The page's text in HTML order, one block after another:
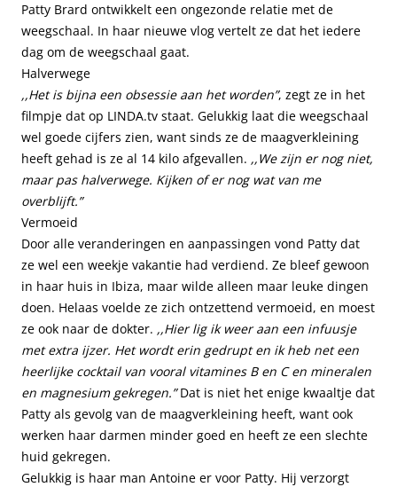
Patty Brard ontwikkelt een ongezonde relatie met de
weegschaal. In haar nieuwe vlog vertelt ze dat het iedere
dag om de weegschaal gaat.
Halverwege
,,Het is bijna een obsessie aan het worden”, zegt ze in het
filmpje dat op LINDA.tv staat. Gelukkig laat die weegschaal
wel goede cijfers zien, want sinds ze de maagverkleining
heeft gehad is ze al 14 kilo afgevallen. ,,We zijn er nog niet,
maar pas halverwege. Kijken of er nog wat van me
overblijft.”
Vermoeid
Door alle veranderingen en aanpassingen vond Patty dat
ze wel een weekje vakantie had verdiend. Ze bleef gewoon
in haar huis in Ibiza, maar wilde alleen maar leuke dingen
doen. Helaas voelde ze zich ontzettend vermoeid, en moest
ze ook naar de dokter. ,,Hier lig ik weer aan een infuusje
met extra ijzer. Het wordt erin gedrupt en ik heb net een
heerlijke cocktail van vooral vitamines B en C en mineralen
en magnesium gekregen.”Dat is niet het enige kwaaltje dat
Patty als gevolg van de maagverkleining heeft, want ook
werken haar darmen minder goed en heeft ze een slechte
huid gekregen.
Gelukkig is haar man Antoine er voor Patty. Hij verzorgt